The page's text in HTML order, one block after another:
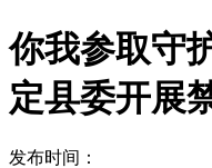
你我参取守
定县委开展
发布时间：